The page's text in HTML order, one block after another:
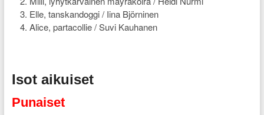
Elle, tanskandoggi / Iina Björninen
Alice, partacollie / Suvi Kauhanen
Isot aikuiset
Punaiset